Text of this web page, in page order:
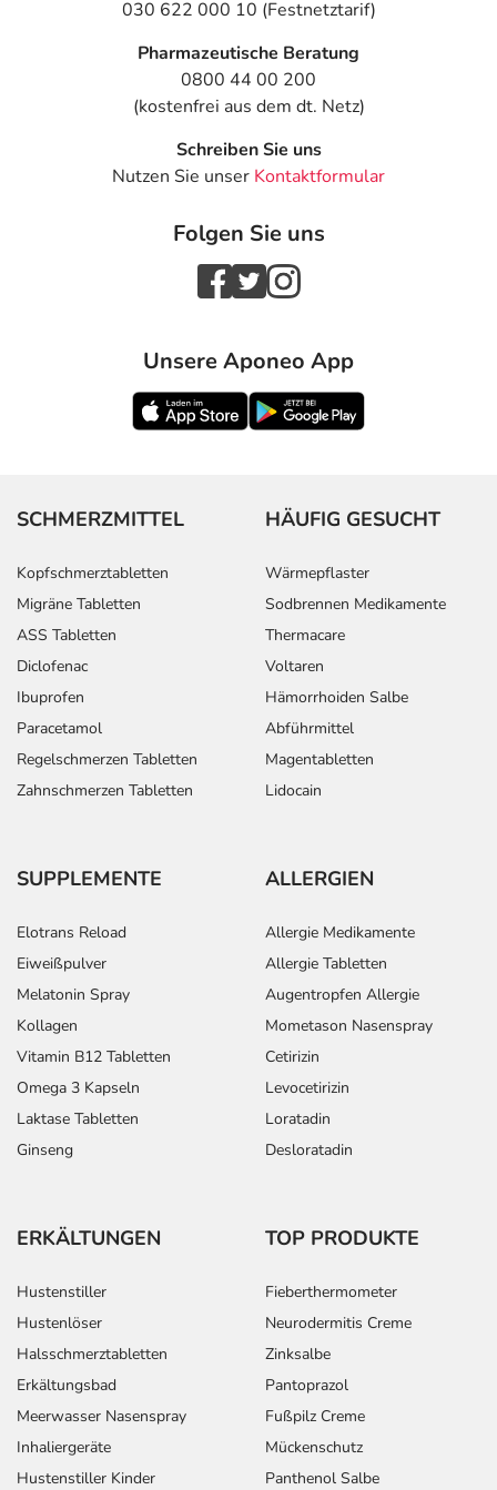
030 622 000 10 (Festnetztarif)
Pharmazeutische Beratung
0800 44 00 200
(kostenfrei aus dem dt. Netz)
Schreiben Sie uns
Nutzen Sie unser Kontaktformular
Folgen Sie uns
Unsere Aponeo App
SCHMERZMITTEL
Kopfschmerztabletten
Migräne Tabletten
ASS Tabletten
Diclofenac
Ibuprofen
Paracetamol
Regelschmerzen Tabletten
Zahnschmerzen Tabletten
HÄUFIG GESUCHT
Wärmepflaster
Sodbrennen Medikamente
Thermacare
Voltaren
Hämorrhoiden Salbe
Abführmittel
Magentabletten
Lidocain
SUPPLEMENTE
Elotrans Reload
Eiweißpulver
Melatonin Spray
Kollagen
Vitamin B12 Tabletten
Omega 3 Kapseln
Laktase Tabletten
Ginseng
ALLERGIEN
Allergie Medikamente
Allergie Tabletten
Augentropfen Allergie
Mometason Nasenspray
Cetirizin
Levocetirizin
Loratadin
Desloratadin
ERKÄLTUNGEN
Hustenstiller
Hustenlöser
Halsschmerztabletten
Erkältungsbad
Meerwasser Nasenspray
Inhaliergeräte
Hustenstiller Kinder
TOP PRODUKTE
Fieberthermometer
Neurodermitis Creme
Zinksalbe
Pantoprazol
Fußpilz Creme
Mückenschutz
Panthenol Salbe